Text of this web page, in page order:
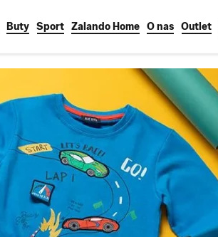
Buty Sport Zalando Home O nas Outlet